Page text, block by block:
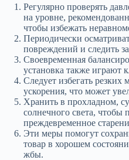
Регулярно проверять
на уровне,
чтобы избежать
Периодически
повреждений и следить
Своевременная
установка также играют
Следует избегать резких
ускорения, что может
Хранить в прохладном,
солнечного света, чтобы
преждевременное
Эти меры помогут
товар в хорошем
жбы.